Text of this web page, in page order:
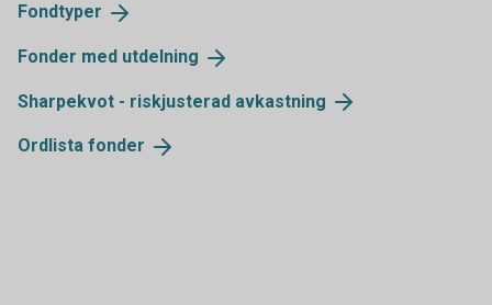
Fondtyper
Fonder med utdelning
Sharpekvot - riskjusterad avkastning
Ordlista fonder